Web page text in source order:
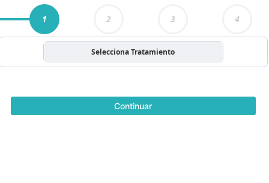
1 2 3 4
Selecciona Tratamiento
Continuar